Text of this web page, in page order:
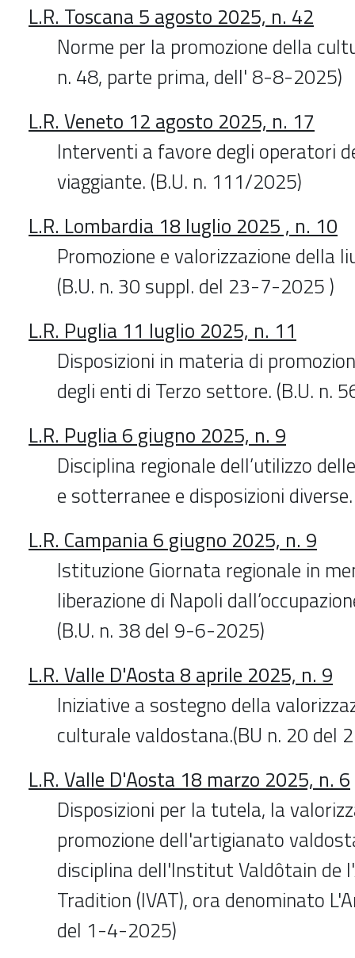
L.R. Toscana 5 agosto 2025, n. 42
Norme per la promozione della
n. 48, parte prima, dell' 8-8-2025)
L.R. Veneto 12 agosto 2025, n. 17
Interventi a favore degli operatori
viaggiante. (B.U. n. 111/2025)
L.R. Lombardia 18 luglio 2025 , n. 10
Promozione e valorizzazione della
(B.U. n. 30 suppl. del 23-7-2025 )
L.R. Puglia 11 luglio 2025, n. 11
Disposizioni in materia di
degli enti di Terzo settore. (B.U. n.
L.R. Puglia 6 giugno 2025, n. 9
Disciplina regionale dell’utilizzo
e sotterranee e disposizioni diverse.
L.R. Campania 6 giugno 2025, n. 9
Istituzione Giornata regionale in
liberazione di Napoli
(B.U. n. 38 del 9-6-2025)
L.R. Valle D'Aosta 8 aprile 2025, n. 9
Iniziative a sostegno della
culturale valdostana.(BU n. 20 del
L.R. Valle D'Aosta 18 marzo 2025, n. 6
Disposizioni per la tutela, la
promozione dell'artigianato
disciplina dell'Institut Valdôtain de
Tradition (IVAT), ora denominato
del 1-4-2025)